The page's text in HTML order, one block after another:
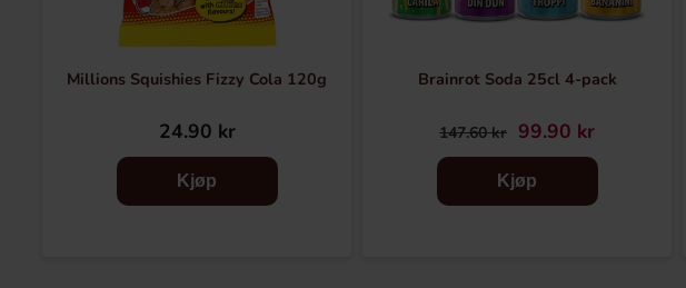
Millions Squishies Fizzy Cola 120g
24.90 kr
Kjøp
Brainrot Soda 25cl 4-pack
147.60 kr 99.90 kr
Kjøp